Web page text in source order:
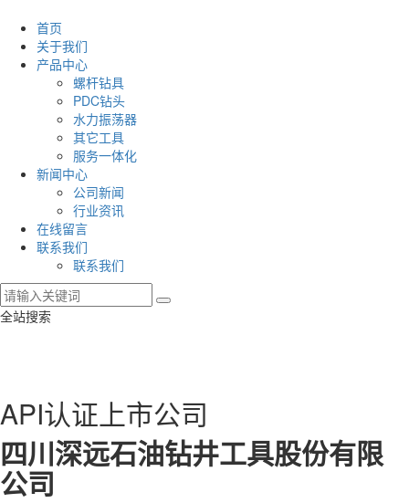
首页
关于我们
产品中心
螺杆钻具
PDC钻头
水力振荡器
其它工具
服务一体化
新闻中心
公司新闻
行业资讯
在线留言
联系我们
联系我们
全站搜索
API认证上市公司
四川深远石油钻井工具股份有限
公司